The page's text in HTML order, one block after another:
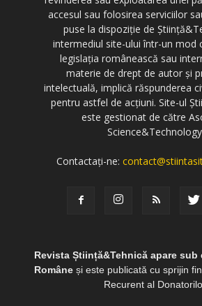
accesul sau folosirea serviciilor
puse la dispoziție de
intermediul site-ului într-un mod
legislația românească sau
materie de drept de autor și
intelectuală, implică răspunderea
pentru astfel de acțiuni. Site-ul
este gestionat de către
Contactați-ne:
Revista Știință&Tehnică apare sub
Româneși este publicată cu sprijin
Recurent al